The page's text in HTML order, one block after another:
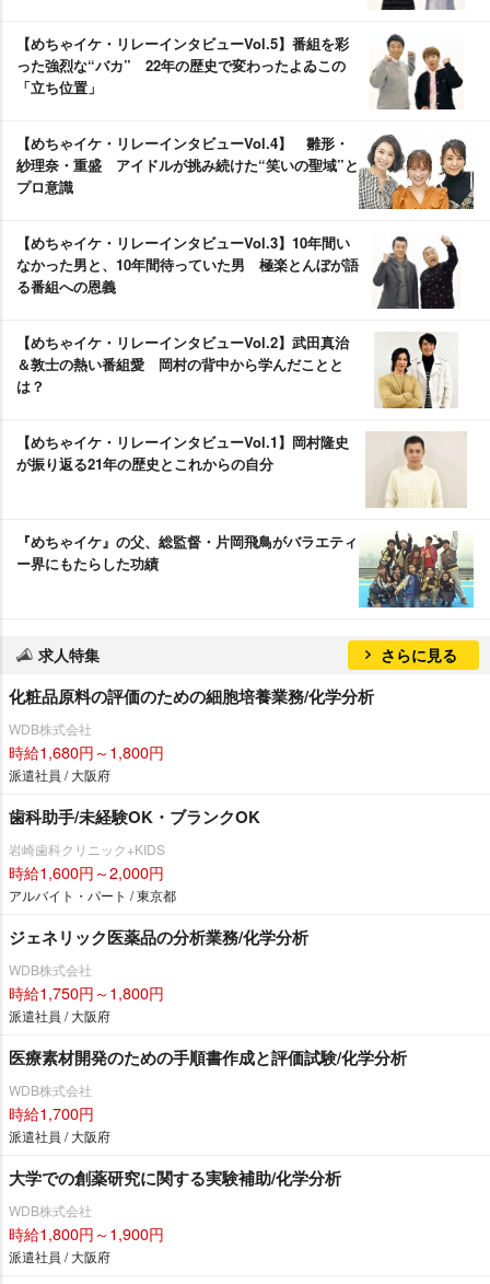
【めちゃイケ・リレーインタビューVol.5】番組を彩
った強烈な“バカ” 22年の歴史で変わったよゐこの
「立ち位置」
【めちゃイケ・リレーインタビューVol.4】 雛形・
紗理奈・重盛 アイドルが挑み続けた“笑いの聖域”と
プロ意識
【めちゃイケ・リレーインタビューVol.3】10年間い
なかった男と、10年間待っていた男 極楽とんぼが語
る番組への恩義
【めちゃイケ・リレーインタビューVol.2】武田真治
＆敦士の熱い番組愛 岡村の背中から学んだことと
は？
【めちゃイケ・リレーインタビューVol.1】岡村隆史
が振り返る21年の歴史とこれからの自分
『めちゃイケ』の父、総監督・片岡飛鳥がバラエティ
ー界にもたらした功績
求人特集 さらに見る
化粧品原料の評価のための細胞培養業務/化学分析
WDB株式会社
時給1,680円～1,800円
派遣社員 / 大阪府
歯科助手/未経験OK・ブランクOK
崎歯科クリニック+KIDS
時給1,600円～2,000円
アルバイト・パート / 東京都
ジェネリック医薬品の分析業務/化学分析
WDB株式会社
時給1,750円～1,800円
派遣社員 / 大阪府
医療素材開発のための手順書作成と評価試験/化学分析
WDB株式会社
時給1,700円
派遣社員 / 大阪府
大学での創薬研究に関する実験補助/化学分析
WDB株式会社
時給1,800円～1,900円
派遣社員 / 大阪府